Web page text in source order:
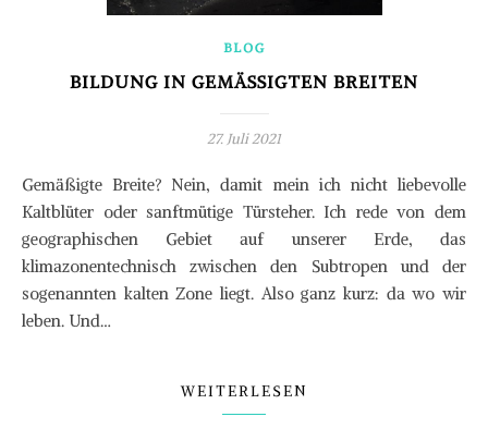
BLOG
BILDUNG IN GEMÄSSIGTEN BREITEN
27. Juli 2021
Gemäßigte Breite? Nein, damit mein ich nicht liebevolle
Kaltblüter oder sanftmütige Türsteher. Ich rede von dem
geographischen Gebiet auf unserer Erde, das
klimazonentechnisch zwischen den Subtropen und der
sogenannten kalten Zone liegt. Also ganz kurz: da wo wir
leben. Und…
WEITERLESEN